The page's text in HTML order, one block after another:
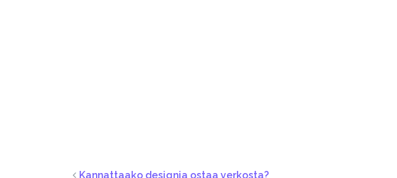
Kannattaako designia ostaa verkosta?